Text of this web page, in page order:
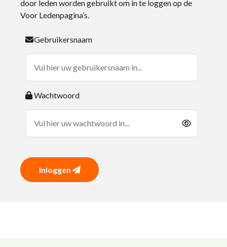
door leden worden gebruikt om in te loggen op de
Voor Ledenpagina’s.
Gebruikersnaam
Wachtwoord
Inloggen